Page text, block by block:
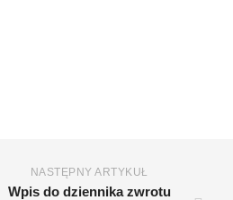
NASTĘPNY ARTYKUŁ
Wpis do dziennika zwrotu